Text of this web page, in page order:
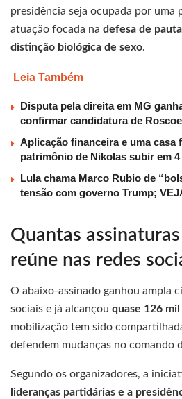
presidência seja ocupada por uma
atuação focada na defesa de
distinção biológica de sexo.
Leia Também
Disputa pela direita em MG
confirmar candidatura de Roscoe
Aplicação financeira e uma casa
patrimônio de Nikolas subir em
Lula chama Marco Rubio de
tensão com governo Trump;
Quantas
reúne nas redes
O abaixo-assinado ganhou ampla
sociais e já alcançou quase 126
mobilização tem sido
defendem mudanças no comando
Segundo os organizadores, a
lideranças partidárias e a